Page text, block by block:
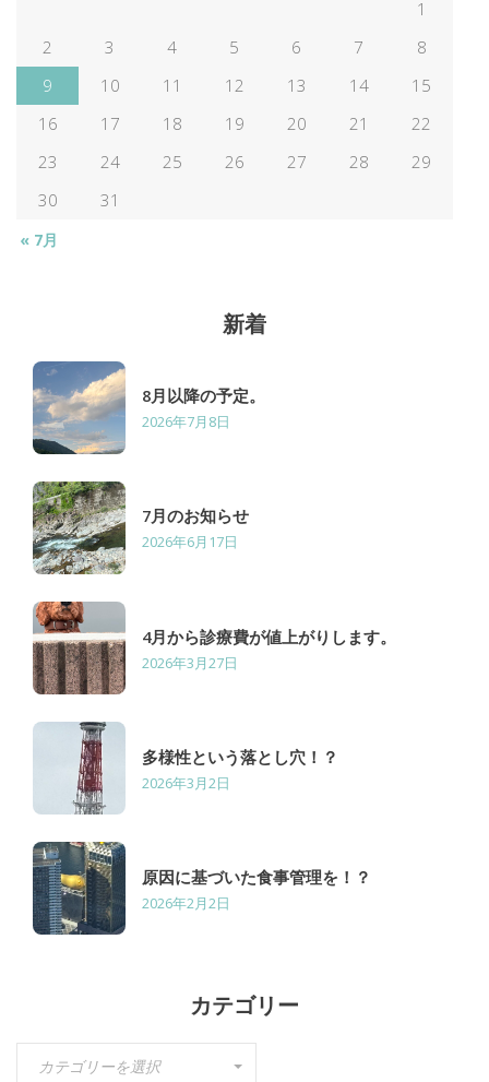
ゲ
ー
シ
ョ
1
2
3 4 5 6 7
8
9
10 11 12 13 14
15
16
17 18 19 20 21
22
23
24 25 26 27 28
29
30
31
« 7月
新着
8月以降の予定。
2026年7月8日
7月のお知らせ
2026年6月17日
4月から診療費が値上がりします。
2026年3月27日
多様性という落とし穴！？
2026年3月2日
原因に基づいた食事管理を！？
2026年2月2日
カテゴリー
カテゴリーを選択